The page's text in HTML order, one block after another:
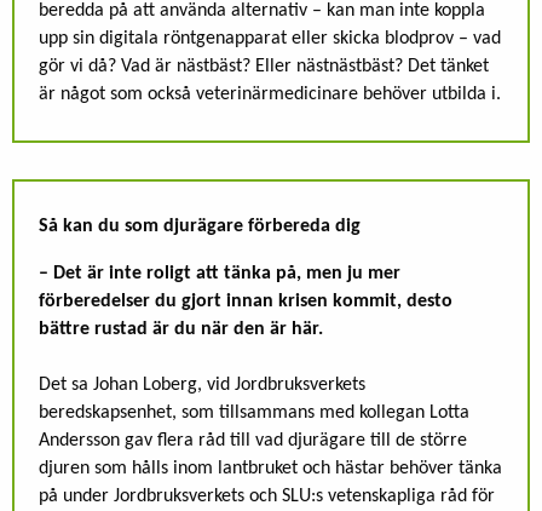
beredda på att använda alternativ – kan man inte koppla
upp sin digitala röntgenapparat eller skicka blodprov – vad
gör vi då? Vad är nästbäst? Eller nästnästbäst? Det tänket
är något som också veterinärmedicinare behöver utbilda i.
Så kan du som djurägare förbereda dig
– Det är inte roligt att tänka på, men ju mer
förberedelser du gjort innan krisen kommit, desto
bättre rustad är du när den är här.
Det sa Johan Loberg, vid Jordbruksverkets
beredskapsenhet, som tillsammans med kollegan Lotta
Andersson gav flera råd till vad djurägare till de större
djuren som hålls inom lantbruket och hästar behöver tänka
på under Jordbruksverkets och SLU:s vetenskapliga råd för